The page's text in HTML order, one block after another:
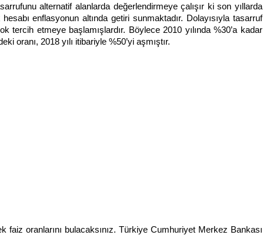
alternatif alanlarda değerlendirmeye çalışır ki son yıllarda
enflasyonun altında getiri sunmaktadır. Dolayısıyla tasarruf
tercih etmeye başlamışlardır. Böylece 2010 yılında %30’a kadar
oranı, 2018 yılı itibariyle %50’yi aşmıştır.
faiz oranlarını bulacaksınız. Türkiye Cumhuriyet Merkez Bankası